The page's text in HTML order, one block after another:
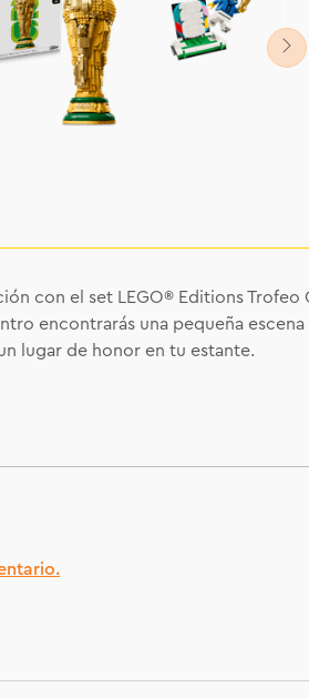
con el set LEGO® Editions
encontrarás una pequeña
lugar de honor en tu estante.